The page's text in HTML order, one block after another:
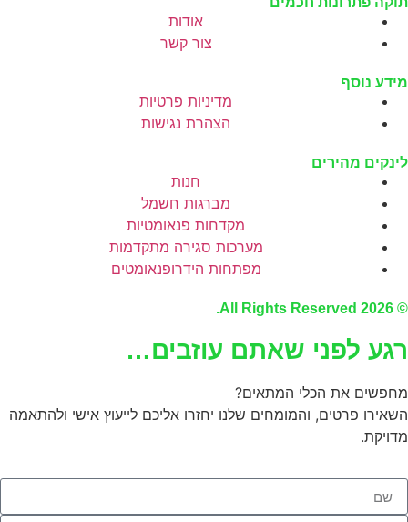
אודות
צור קשר
מידע נוסף
מדיניות פרטיות
הצהרת נגישות
לינקים מהירים
חנות
מברגות חשמל
מקדחות פנאומטיות
מערכות סגירה מתקדמות
מפתחות הידרופנאומטים
© 2026 All Rights Reserved.
רגע לפני שאתם עוזבים…
מחפשים את הכלי המתאים?
השאירו פרטים, והמומחים שלנו יחזרו אליכם לייעוץ אישי ולהתאמה
מדויקת.